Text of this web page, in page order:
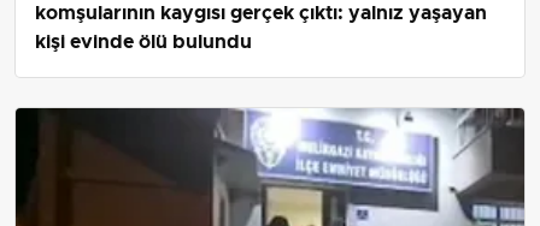
komşularının kaygısı gerçek çıktı: yalnız yaşayan
kişi evinde ölü bulundu